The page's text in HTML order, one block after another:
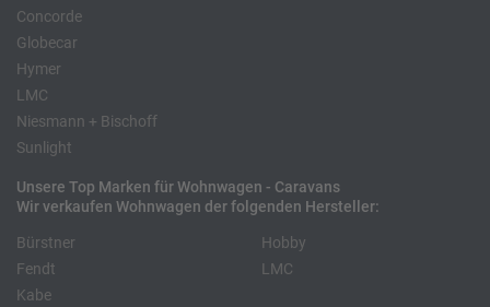
Concorde
Globecar
Hymer
LMC
Niesmann + Bischoff
Sunlight
Unsere Top Marken für Wohnwagen - Caravans
Wir verkaufen Wohnwagen der folgenden Hersteller:
Bürstner
Fendt
Kabe
Hobby
LMC